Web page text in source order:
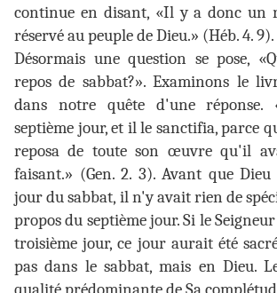
continue en disant, «Il y a donc un
réservé au peuple de Dieu.» (Héb. 4. 9).
Désormais une question se pose,
repos de sabbat?». Examinons le
dans notre quête d'une réponse.
septième jour, et il le sanctifia, parce
reposa de toute son œuvre qu'il
faisant.» (Gen. 2. 3). Avant que Dieu
jour du sabbat, il n'y avait rien de
propos du septième jour. Si le
troisième jour, ce jour aurait été
pas dans le sabbat, mais en Dieu.